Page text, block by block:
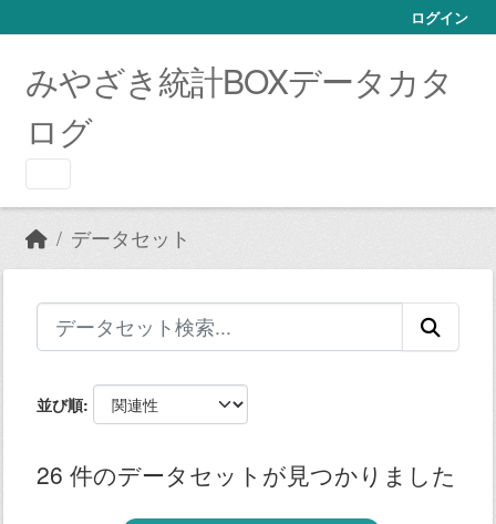
ログイン
みやざき統計BOXデータカタ
ログ
データセット
並び順
26 件のデータセットが見つかりました